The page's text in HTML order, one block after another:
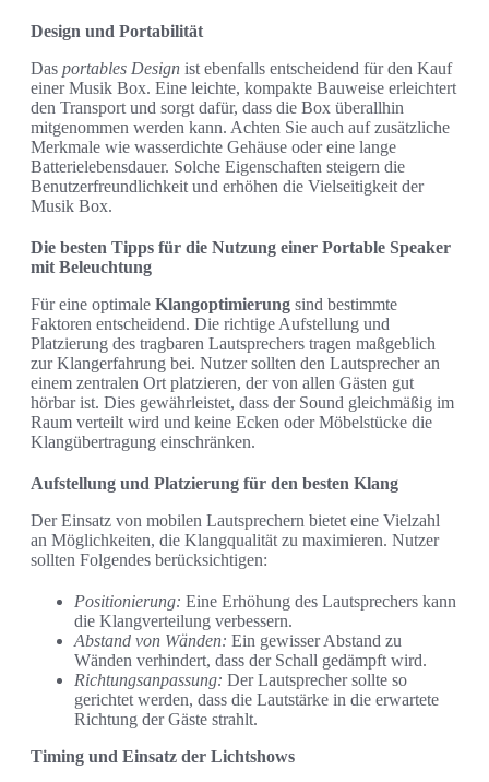
Design und Portabilität
Das portables Design ist ebenfalls entscheidend für den Kauf
einer Musik Box. Eine leichte, kompakte Bauweise erleichtert
den Transport und sorgt dafür, dass die Box überallhin
mitgenommen werden kann. Achten Sie auch auf zusätzliche
Merkmale wie wasserdichte Gehäuse oder eine lange
Batterielebensdauer. Solche Eigenschaften steigern die
Benutzerfreundlichkeit und erhöhen die Vielseitigkeit der
Musik Box.
Die besten Tipps für die Nutzung einer Portable Speaker
mit Beleuchtung
Für eine optimale Klangoptimierung sind bestimmte
Faktoren entscheidend. Die richtige Aufstellung und
Platzierung des tragbaren Lautsprechers tragen maßgeblich
zur Klangerfahrung bei. Nutzer sollten den Lautsprecher an
einem zentralen Ort platzieren, der von allen Gästen gut
hörbar ist. Dies gewährleistet, dass der Sound gleichmäßig im
Raum verteilt wird und keine Ecken oder Möbelstücke die
Klangübertragung einschränken.
Aufstellung und Platzierung für den besten Klang
Der Einsatz von mobilen Lautsprechern bietet eine Vielzahl
an Möglichkeiten, die Klangqualität zu maximieren. Nutzer
sollten Folgendes berücksichtigen:
Positionierung: Eine Erhöhung des Lautsprechers kann
die Klangverteilung verbessern.
Abstand von Wänden: Ein gewisser Abstand zu
Wänden verhindert, dass der Schall gedämpft wird.
Richtungsanpassung: Der Lautsprecher sollte so
gerichtet werden, dass die Lautstärke in die erwartete
Richtung der Gäste strahlt.
Timing und Einsatz der Lichtshows